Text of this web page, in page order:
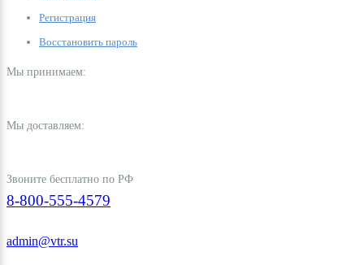
Регистрация
Восстановить пароль
Мы принимаем:
Мы доставляем:
Звоните бесплатно по РФ
8-800-555-4579
admin@vtr.su